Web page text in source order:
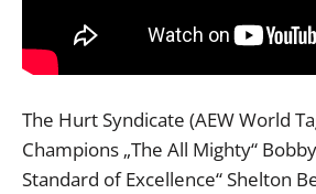
The Hurt Syndicate (AEW World
Champions „The All Mighty“
Standard of Excellence“ Shelton